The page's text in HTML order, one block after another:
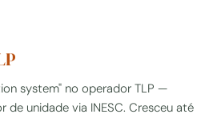
system" no operador TLP —
unidade via INESC. Cresceu até